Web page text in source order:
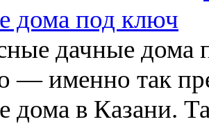
дома под ключ
дачные дома
— именно так
дома в Казани.